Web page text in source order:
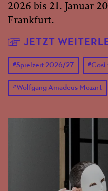
2026 bis 21. Januar
Frankfurt.
JETZT
#Spielzeit 2026/27 #Così
#Wolfgang Amadeus Mozart